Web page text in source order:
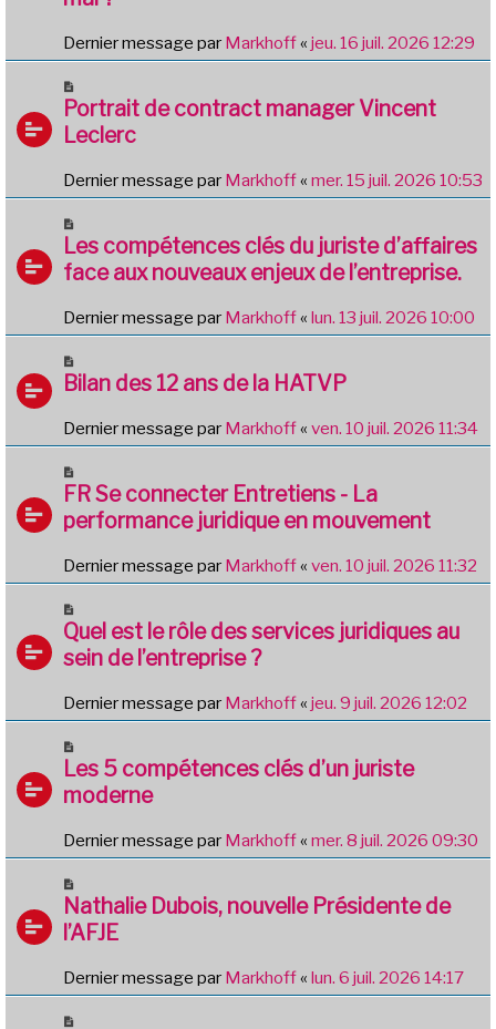
Dernier message par Markhoff« jeu. 16 juil. 2026 12:29
Portrait de contract manager Vincent
Leclerc
Dernier message par Markhoff« mer. 15 juil. 2026 10:53
Les compétences clés du juriste d’affaires
face aux nouveaux enjeux de l’entreprise.
Dernier message par Markhoff« lun. 13 juil. 2026 10:00
Bilan des 12 ans de la HATVP
Dernier message par Markhoff« ven. 10 juil. 2026 11:34
FR Se connecter Entretiens - La
performance juridique en mouvement
Dernier message par Markhoff« ven. 10 juil. 2026 11:32
Quel est le rôle des services juridiques au
sein de l’entreprise ?
Dernier message par Markhoff« jeu. 9 juil. 2026 12:02
Les 5 compétences clés d’un juriste
moderne
Dernier message par Markhoff« mer. 8 juil. 2026 09:30
Nathalie Dubois, nouvelle Présidente de
l’AFJE
Dernier message par Markhoff« lun. 6 juil. 2026 14:17